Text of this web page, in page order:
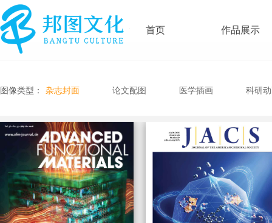
杂志封面 论文配图 医学插画 科研
图像类型：
首页 作品展示